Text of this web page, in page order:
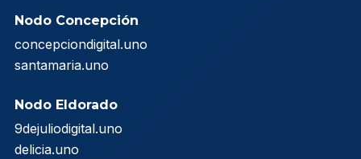
Nodo Concepción
concepciondigital.uno
santamaria.uno
Nodo Eldorado
9dejuliodigital.uno
delicia.uno